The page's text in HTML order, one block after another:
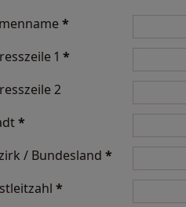
*
1 *
2
*
/ Bundesland *
*